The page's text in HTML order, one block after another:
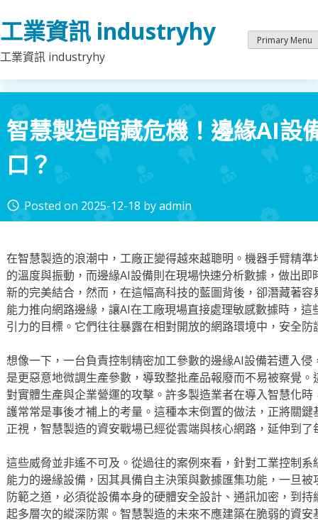
to
content
工業資訊 industryhy
工業資訊 industryhy
Primary Menu
智慧製造暗藏危機！邊緣AI設
口？
access_time Posted on 2025-12-18 byadmin
在智慧製造的浪潮中，工廠正變得越來越聰明。機器手臂精
的溫度與振動，而邊緣AI設備則在現場快速分析數據，做出
新的完美結合，然而，在這幅高科技的藍圖背後，卻潛藏著
能力推向網路邊緣，讓AI在工廠現場直接處理敏感數據時，
引力的目標。它們往往暴露在相對開放的網路環境中，安全
想像一下，一台負責控制精密加工參數的邊緣AI設備若遭入
是更惡意地微調生產參數，導致整批產品報廢而不易被察覺
對實體生產與企業營運的攻擊。許多製造業者在導入智慧化
護常常是事後才補上的考量。這種本末倒置的做法，正將關
正視，智慧製造的資安戰場已經從雲端與核心網路，延伸到
這些威脅並非遙不可及。從過往的案例來看，針對工業控制
能力的邊緣設備，因其具備自主決策與數據匯集功能，一旦
防範之道，必須從設備本身的硬體安全設計、通訊加密，到
起多層次的縱深防禦。智慧製造的未來不應建築在脆弱的資